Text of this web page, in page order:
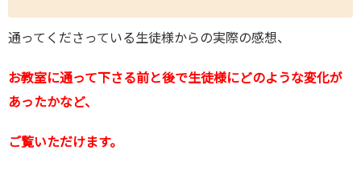
通ってくださっている生徒様からの実際の感想、
お教室に通って下さる前と後で生徒様にどのような変化が
あったかなど、
ご覧いただけます。